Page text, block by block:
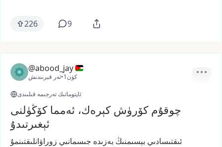
226 9
@abood_jay
ئەر قېرىندىش• 1كۈن
ئاپتوماتىك تەرجىمە قىلىندى
چوقۇم كۆرۈش كېرەك، ئەمما كۆڭۈلنى
ئېغىرتىدۇ
ئىقتىسادىي بېسىمنىڭ بەزىدە جىسمانىي زوراۋانلىقتىنمۇ